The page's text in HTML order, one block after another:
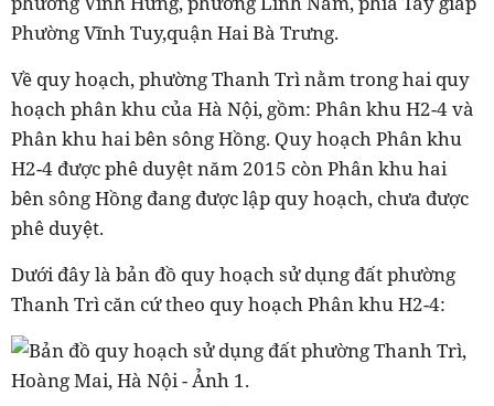
Phường Vĩnh Tuy,quận Hai Bà Trưng.
Về quy hoạch, phường Thanh Trì nằm trong hai quy
hoạch phân khu của Hà Nội, gồm: Phân khu H2-4 và
Phân khu hai bên sông Hồng. Quy hoạch Phân khu
H2-4 được phê duyệt năm 2015 còn Phân khu hai
bên sông Hồng đang được lập quy hoạch, chưa được
phê duyệt.
Dưới đây là bản đồ quy hoạch sử dụng đất phường
Thanh Trì căn cứ theo quy hoạch Phân khu H2-4: